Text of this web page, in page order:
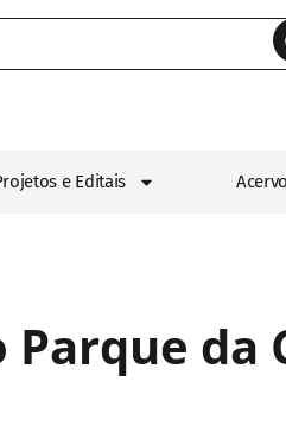
e Editais
Parque da